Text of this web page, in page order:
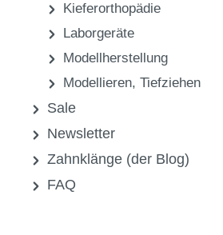
Kieferorthopädie
Laborgeräte
Modellherstellung
Modellieren, Tiefziehen
Sale
Newsletter
Zahnklänge (der Blog)
FAQ